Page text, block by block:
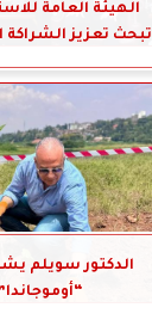
الهيئة العامة
تبحث تعزيز الشراكة
الدكتور سويلم